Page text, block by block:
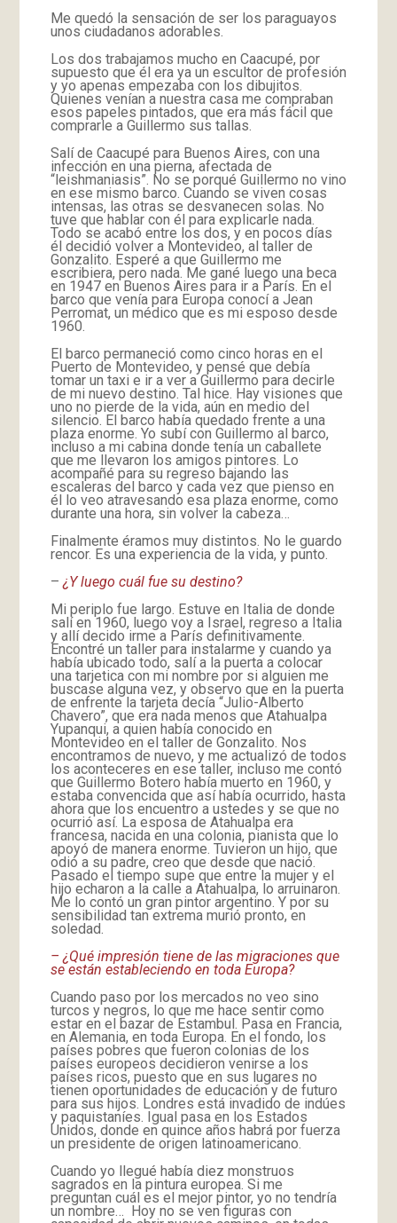
Me quedó la sensación de ser los paraguayos
unos ciudadanos adorables.
Los dos trabajamos mucho en Caacupé, por
supuesto que él era ya un escultor de profesión
y yo apenas empezaba con los dibujitos.
Quienes venían a nuestra casa me compraban
esos papeles pintados, que era más fácil que
comprarle a Guillermo sus tallas.
Salí de Caacupé para Buenos Aires, con una
infección en una pierna, afectada de
“leishmaniasis”. No se porqué Guillermo no vino
en ese mismo barco. Cuando se viven cosas
intensas, las otras se desvanecen solas. No
tuve que hablar con él para explicarle nada.
Todo se acabó entre los dos, y en pocos días
él decidió volver a Montevideo, al taller de
Gonzalito. Esperé a que Guillermo me
escribiera, pero nada. Me gané luego una beca
en 1947 en Buenos Aires para ir a París. En el
barco que venía para Europa conocí a Jean
Perromat, un médico que es mi esposo desde
1960.
El barco permaneció como cinco horas en el
Puerto de Montevideo, y pensé que debía
tomar un taxi e ir a ver a Guillermo para decirle
de mi nuevo destino. Tal hice. Hay visiones que
uno no pierde de la vida, aún en medio del
silencio. El barco había quedado frente a una
plaza enorme. Yo subí con Guillermo al barco,
incluso a mi cabina donde tenía un caballete
que me llevaron los amigos pintores. Lo
acompañé para su regreso bajando las
escaleras del barco y cada vez que pienso en
él lo veo atravesando esa plaza enorme, como
durante una hora, sin volver la cabeza…
Finalmente éramos muy distintos. No le guardo
rencor. Es una experiencia de la vida, y punto.
– ¿Y luego cuál fue su destino?
Mi periplo fue largo. Estuve en Italia de donde
salí en 1960, luego voy a Israel, regreso a Italia
y allí decido irme a París definitivamente.
Encontré un taller para instalarme y cuando ya
había ubicado todo, salí a la puerta a colocar
una tarjetica con mi nombre por si alguien me
buscase alguna vez, y observo que en la puerta
de enfrente la tarjeta decía “Julio-Alberto
Chavero”, que era nada menos que Atahualpa
Yupanqui, a quien había conocido en
Montevideo en el taller de Gonzalito. Nos
encontramos de nuevo, y me actualizó de todos
los aconteceres en ese taller, incluso me contó
que Guillermo Botero había muerto en 1960, y
estaba convencida que así había ocurrido, hasta
ahora que los encuentro a ustedes y se que no
ocurrió así. La esposa de Atahualpa era
francesa, nacida en una colonia, pianista que lo
apoyó de manera enorme. Tuvieron un hijo, que
odió a su padre, creo que desde que nació.
Pasado el tiempo supe que entre la mujer y el
hijo echaron a la calle a Atahualpa, lo arruinaron.
Me lo contó un gran pintor argentino. Y por su
sensibilidad tan extrema murió pronto, en
soledad.
– ¿Qué impresión tiene de las migraciones que
se están estableciendo en toda Europa?
Cuando paso por los mercados no veo sino
turcos y negros, lo que me hace sentir como
estar en el bazar de Estambul. Pasa en Francia,
en Alemania, en toda Europa. En el fondo, los
países pobres que fueron colonias de los
países europeos decidieron venirse a los
países ricos, puesto que en sus lugares no
tienen oportunidades de educación y de futuro
para sus hijos. Londres está invadido de indúes
y paquistaníes. Igual pasa en los Estados
Unidos, donde en quince años habrá por fuerza
un presidente de origen latinoamericano.
Cuando yo llegué había diez monstruos
sagrados en la pintura europea. Si me
preguntan cuál es el mejor pintor, yo no tendría
un nombre… Hoy no se ven figuras con